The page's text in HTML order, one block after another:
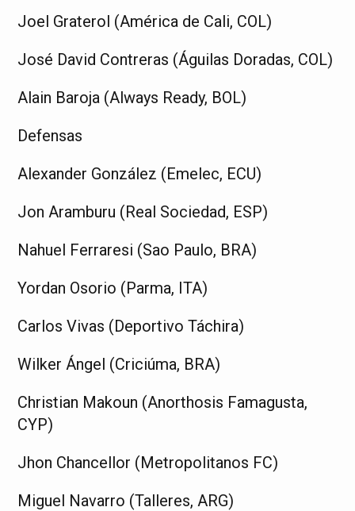
Joel Graterol (América de Cali, COL)
José David Contreras (Águilas Doradas, COL)
Alain Baroja (Always Ready, BOL)
Defensas
Alexander González (Emelec, ECU)
Jon Aramburu (Real Sociedad, ESP)
Nahuel Ferraresi (Sao Paulo, BRA)
Yordan Osorio (Parma, ITA)
Carlos Vivas (Deportivo Táchira)
Wilker Ángel (Criciúma, BRA)
Christian Makoun (Anorthosis Famagusta,
CYP)
Jhon Chancellor (Metropolitanos FC)
Miguel Navarro (Talleres, ARG)